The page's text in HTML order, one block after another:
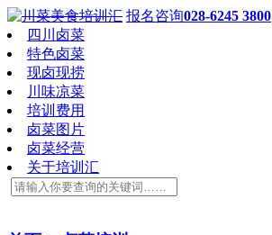
报名咨询028-6245 3800
四川卤菜
特色卤菜
现卤现捞
川味凉菜
培训费用
卤菜图片
卤菜经营
关于培训汇